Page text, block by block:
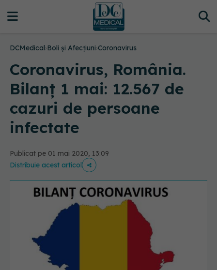
DCMedical›Boli și Afecțiuni›Coronavirus
Coronavirus, România.
Bilanț 1 mai: 12.567 de
cazuri de persoane
infectate
Publicat pe 01 mai 2020, 13:09
Distribuie acest articol